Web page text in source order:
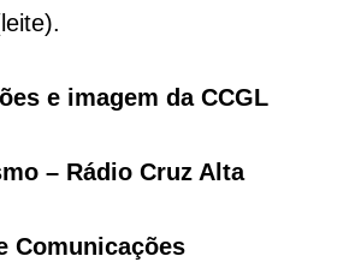
e imagem da CCGL
– Rádio Cruz Alta
Comunicações